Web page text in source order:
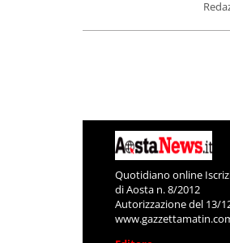
Quotidiano online
di Aosta n. 8/2012
Autorizzazione del 13/